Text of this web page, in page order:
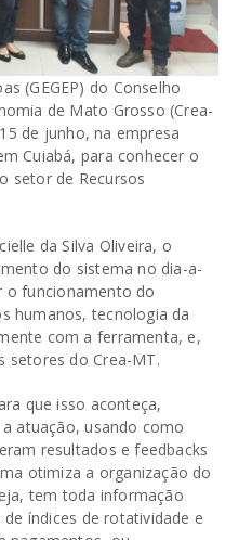
(GEGEP) do Conselho
de Mato Grosso (Crea-
de junho, na empresa
Cuiabá, para conhecer o
setor de Recursos
da Silva Oliveira, o
do sistema no dia-a-
o funcionamento do
humanos, tecnologia da
com a ferramenta, e,
setores do Crea-MT.
que isso aconteça,
atuação, usando como
resultados e feedbacks
otimiza a organização do
tem toda informação
índices de rotatividade e